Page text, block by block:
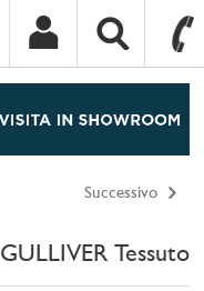
Successivo
GULLIVER Tessuto